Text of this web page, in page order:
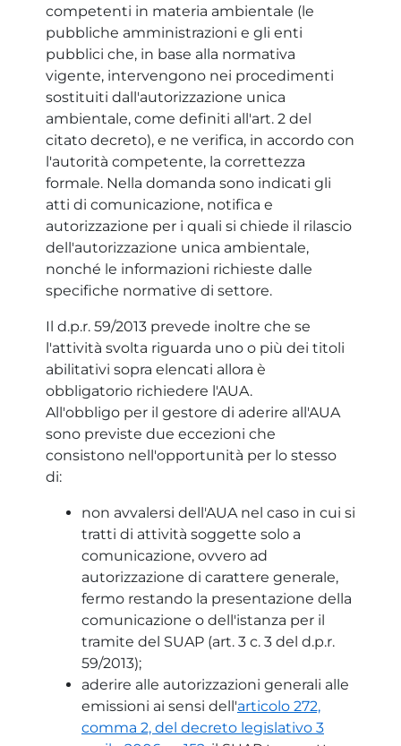
competenti in materia ambientale (le
pubbliche amministrazioni e gli enti
pubblici che, in base alla normativa
vigente, intervengono nei procedimenti
sostituiti dall'autorizzazione unica
ambientale, come definiti all'art. 2 del
citato decreto), e ne verifica, in accordo con
l'autorità competente, la correttezza
formale. Nella domanda sono indicati gli
atti di comunicazione, notifica e
autorizzazione per i quali si chiede il rilascio
dell'autorizzazione unica ambientale,
nonché le informazioni richieste dalle
specifiche normative di settore.
Il d.p.r. 59/2013 prevede inoltre che se
l'attività svolta riguarda uno o più dei titoli
abilitativi sopra elencati allora è
obbligatorio richiedere l'AUA.
All'obbligo per il gestore di aderire all'AUA
sono previste due eccezioni che
consistono nell'opportunità per lo stesso
di:
non avvalersi dell'AUA nel caso in cui si
tratti di attività soggette solo a
comunicazione, ovvero ad
autorizzazione di carattere generale,
fermo restando la presentazione della
comunicazione o dell'istanza per il
tramite del SUAP (art. 3 c. 3 del d.p.r.
59/2013);
aderire alle autorizzazioni generali alle
emissioni ai sensi dell'articolo 272,
comma 2, del decreto legislativo 3